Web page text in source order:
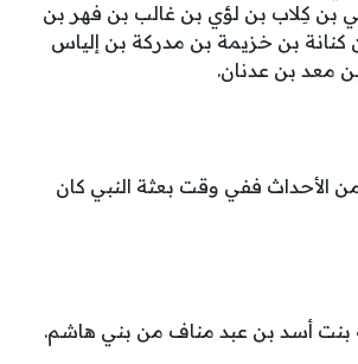
بن كِلاب بن لؤي بن غالب بن فهر بن
كنانة بن خزيمة بن مدركة بن إلياس
معد بن عدنان.
الأحداث ففي وقت بعثة النبي كان
بنت أسد بن عبد مناف من بني هاشم.